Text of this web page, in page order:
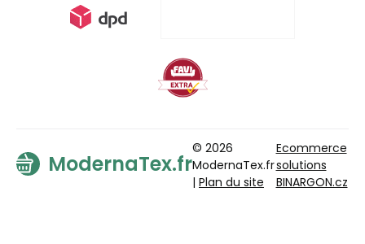
ModernaTex.fr
© 2026
ModernaTex.fr
| Plan du site
Ecommerce
solutions
BINARGON.cz